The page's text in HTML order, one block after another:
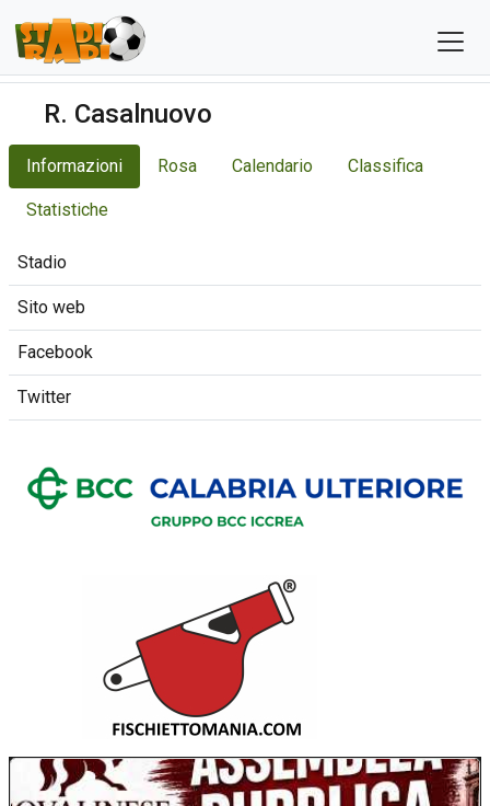
R. Casalnuovo
Informazioni Rosa Calendario Classifica
Statistiche
Stadio
Sito web
Facebook
Twitter